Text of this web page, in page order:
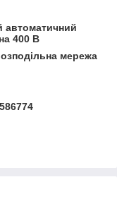
автоматичний
400 В
мережа